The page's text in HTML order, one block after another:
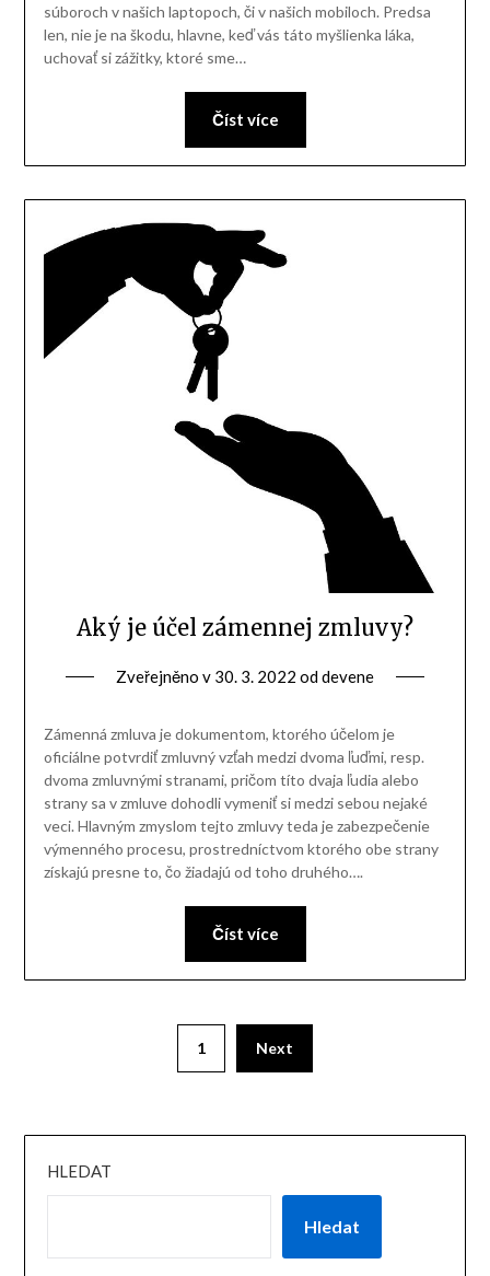
súboroch v našich laptopoch, či v našich mobiloch. Predsa
len, nie je na škodu, hlavne, keď vás táto myšlienka láka,
uchovať si zážitky, ktoré sme…
Číst více
Aký je účel zámennej zmluvy?
Zveřejněno v 30. 3. 2022 oddevene
Zámenná zmluva je dokumentom, ktorého účelom je
oficiálne potvrdiť zmluvný vzťah medzi dvoma ľuďmi, resp.
dvoma zmluvnými stranami, pričom títo dvaja ľudia alebo
strany sa v zmluve dohodli vymeniť si medzi sebou nejaké
veci. Hlavným zmyslom tejto zmluvy teda je zabezpečenie
výmenného procesu, prostredníctvom ktorého obe strany
získajú presne to, čo žiadajú od toho druhého….
Číst více
1 Next
HLEDAT
Hledat